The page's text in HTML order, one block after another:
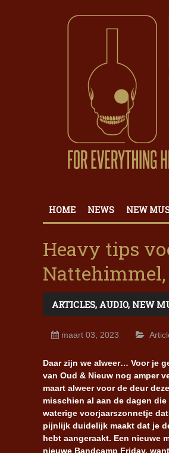
HOME NEWS NEW
Heavy tips
Nattehimmel,
ARTICLES, AUDIO, NEW
maart 03, 2023
Daar zijn we alweer… Voor je
van Oud & Nieuw nog amper
maart alweer voor de deur
misschien al aan de dagen
waterige voorjaarszonnetje
pijnlijk duidelijk maakt dat je
hebt aangeraakt. Een nieuwe
nieuwe Bandcamp Friday,